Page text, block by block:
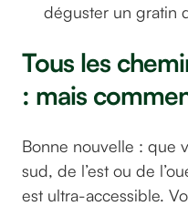
déguster un gratin
Tous les
: mais
Bonne nouvelle : que
sud, de l’est ou de
est ultra-accessible.